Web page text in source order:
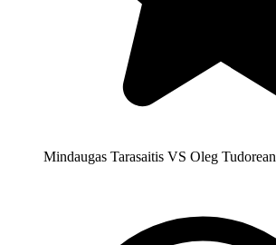
Mindaugas Tarasaitis VS Oleg Tudorean